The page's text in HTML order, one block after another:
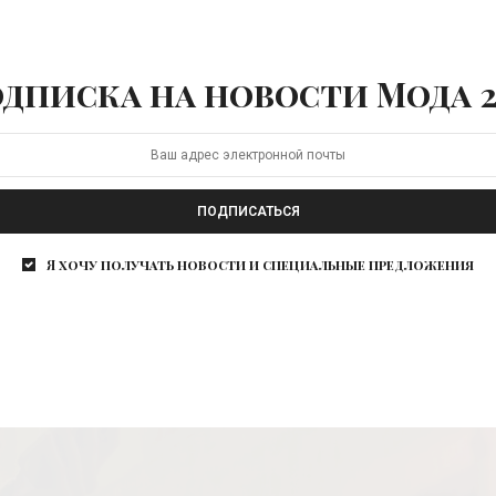
на новости Мода
ПОДПИСАТЬСЯ
Я хочу получать новости и специальные предложения